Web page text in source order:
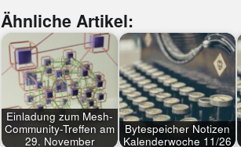
Ähnliche Artikel:
Einladung zum Mesh-
Community-Treffen am
29. November
Bytespeicher Notizen
Kalenderwoche 11/26